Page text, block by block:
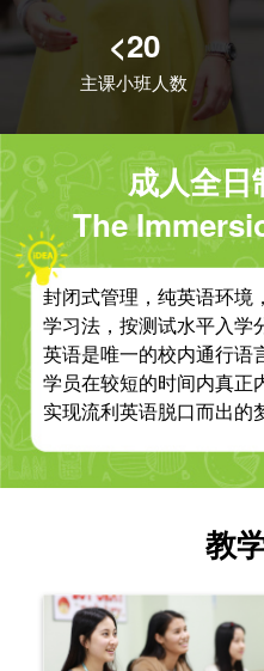
<20
主课小班人数
成人全日
The
封闭式管理，纯英语环境
学习法，按测试水平入学
英语是唯一的校内通行语
学员在较短的时间内真正
实现流利英语脱口而出的
教